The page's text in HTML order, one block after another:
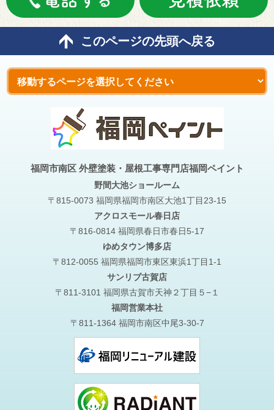
このページの先頭へ戻る
福岡市南区 外壁塗装・屋根工事専門店福岡ペイント
野間大池ショールーム
〒815-0073 福岡県福岡市南区大池1丁目23-15
アクロスモール春日店
〒816-0814 福岡県春日市春日5-17
ゆめタウン博多店
〒812-0055 福岡県福岡市東区東浜1丁目1-1
サンリブ古賀店
〒811-3101 福岡県古賀市天神２丁目５−１
福岡営業本社
〒811-1364 福岡市南区中尾3-30-7